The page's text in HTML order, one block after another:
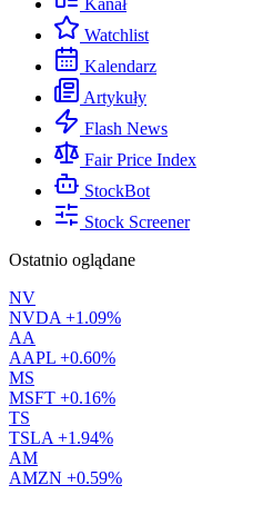
Kanał
Watchlist
Kalendarz
Artykuły
Flash News
Fair Price Index
StockBot
Stock Screener
Ostatnio oglądane
NV
NVDA +1.09%
AA
AAPL +0.60%
MS
MSFT +0.16%
TS
TSLA +1.94%
AM
AMZN +0.59%